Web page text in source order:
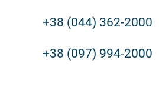
+38 (044) 362-2000
+38 (097) 994-2000